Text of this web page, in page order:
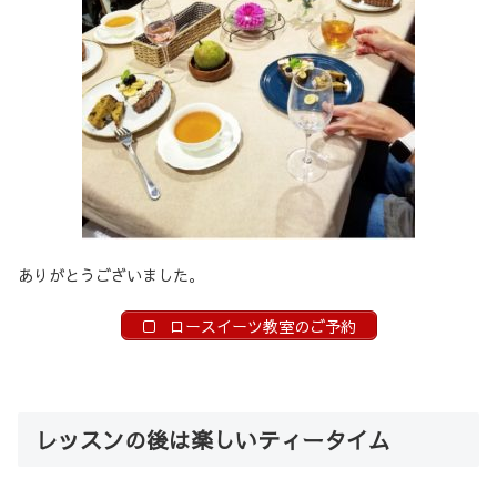
ありがとうございました。
ロースイーツ教室のご予約
レッスンの後は楽しいティータイム